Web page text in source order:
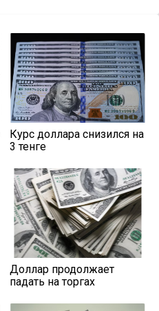
Курс доллара снизился на
3 тенге
Доллар продолжает
падать на торгах